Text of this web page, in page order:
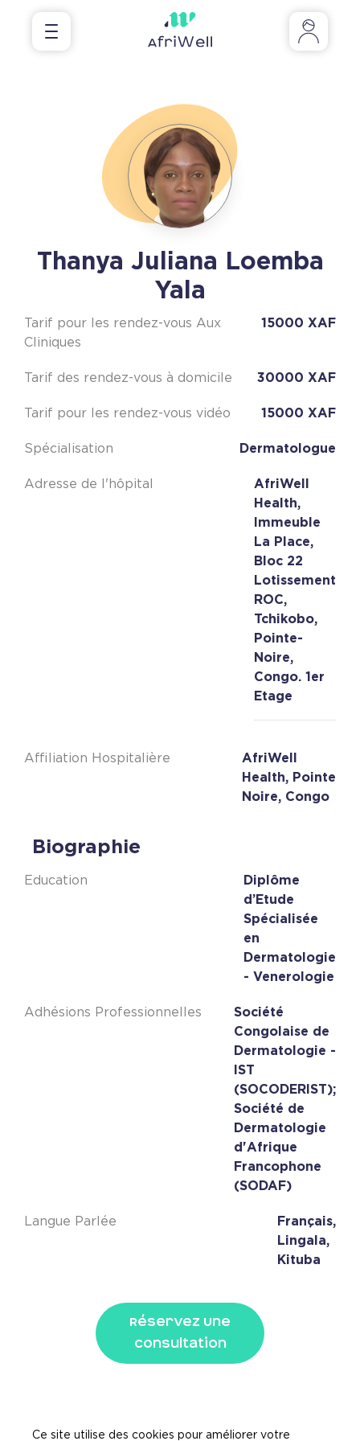
Thanya Juliana Loemba
Yala
Tarif pour les rendez-vous Aux
Cliniques
15000 XAF
Tarif des rendez-vous à domicile 30000 XAF
Tarif pour les rendez-vous vidéo 15000 XAF
Spécialisation Dermatologue
Adresse de l'hôpital
AfriWell
Health,
Immeuble
La Place,
Bloc 22
Lotissement
ROC,
Tchikobo,
Pointe-
Noire,
Congo. 1er
Etage
Affiliation Hospitalière
AfriWell
Health, Pointe
Noire, Congo
Biographie
Education
Diplôme
d’Etude
Spécialisée
en
Dermatologie
- Venerologie
Adhésions Professionnelles
Société
Congolaise de
Dermatologie -
IST
(SOCODERIST);
Société de
Dermatologie
d'Afrique
Francophone
(SODAF)
Langue Parlée
Français,
Lingala,
Kituba
Réservez Une
Consultation
Ce site utilise des cookies pour améliorer votre